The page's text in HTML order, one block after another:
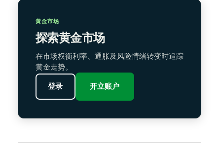
黄金市场
探索黄金市场
在市场权衡利率、通胀及风险情绪转变时追踪
黄金走势。
登录 开立账户